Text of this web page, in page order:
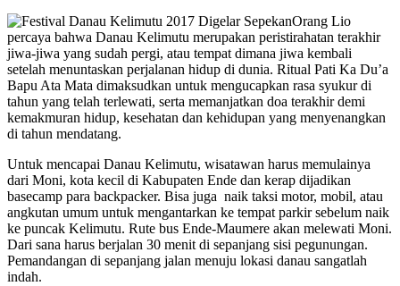
Orang Lio
percaya bahwa Danau Kelimutu merupakan peristirahatan terakhir
jiwa-jiwa yang sudah pergi, atau tempat dimana jiwa kembali
setelah menuntaskan perjalanan hidup di dunia. Ritual Pati Ka Du’a
Bapu Ata Mata dimaksudkan untuk mengucapkan rasa syukur di
tahun yang telah terlewati, serta memanjatkan doa terakhir demi
kemakmuran hidup, kesehatan dan kehidupan yang menyenangkan
di tahun mendatang.
Untuk mencapai Danau Kelimutu, wisatawan harus memulainya
dari Moni, kota kecil di Kabupaten Ende dan kerap dijadikan
basecamp para backpacker. Bisa juga naik taksi motor, mobil, atau
angkutan umum untuk mengantarkan ke tempat parkir sebelum naik
ke puncak Kelimutu. Rute bus Ende-Maumere akan melewati Moni.
Dari sana harus berjalan 30 menit di sepanjang sisi pegunungan.
Pemandangan di sepanjang jalan menuju lokasi danau sangatlah
indah.